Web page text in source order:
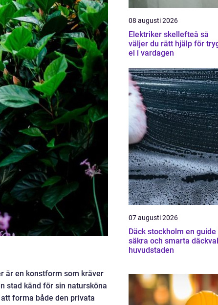
är en konstform som kräver
stad känd för sin natursköna
forma både den privata
08 augusti 2026
Elektriker skellefteå så
väljer du rätt hjälp för
el i vardagen
07 augusti 2026
Däck stockholm en guide till
säkra och smarta
huvudstaden